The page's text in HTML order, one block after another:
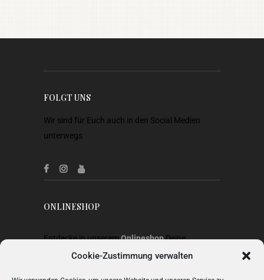
Cookie-Zustimmung verwalten
FOLGT UNS
Wir sind für Euch auch in den Social Medien
unterwegs
ONLINESHOP
Entdecke in unseremOnlineshopDeine
Lieblingsstücke aus Heimtextilien, Gardinen,